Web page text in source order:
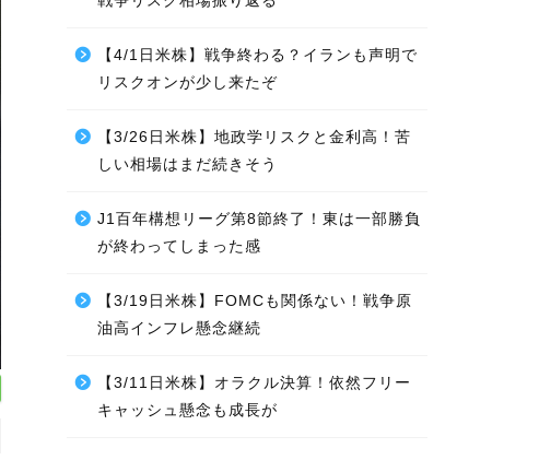
【4/1日米株】戦争終わる？イランも声明で
リスクオンが少し来たぞ
【3/26日米株】地政学リスクと金利高！苦
しい相場はまだ続きそう
J1百年構想リーグ第8節終了！東は一部勝負
が終わってしまった感
【3/19日米株】FOMCも関係ない！戦争原
油高インフレ懸念継続
【3/11日米株】オラクル決算！依然フリー
キャッシュ懸念も成長が